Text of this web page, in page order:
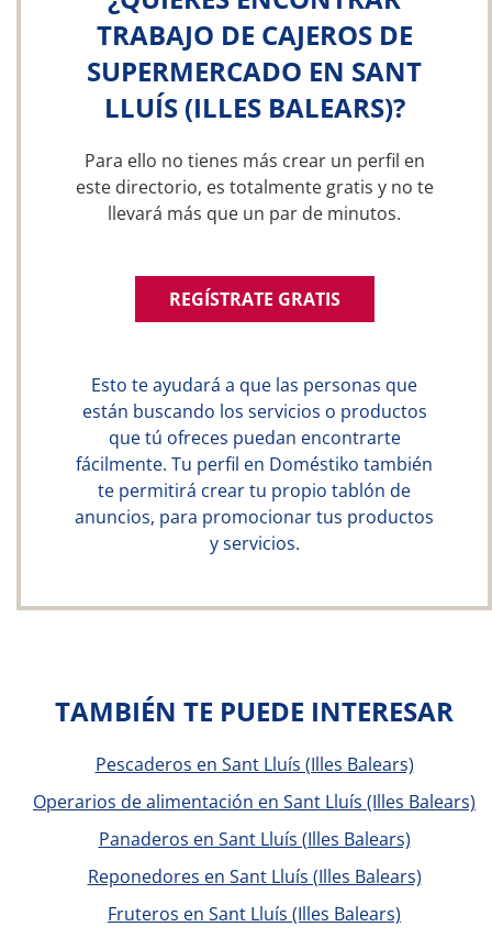
TRABAJO DE CAJEROS DE
SUPERMERCADO EN SANT
LLUÍS (ILLES BALEARS)?
Para ello no tienes más crear un perfil en
este directorio, es totalmente gratis y no te
llevará más que un par de minutos.
REGÍSTRATE GRATIS
Esto te ayudará a que las personas que
están buscando los servicios o productos
que tú ofreces puedan encontrarte
fácilmente. Tu perfil en Doméstiko también
te permitirá crear tu propio tablón de
anuncios, para promocionar tus productos
y servicios.
TAMBIÉN TE PUEDE INTERESAR
Pescaderos en Sant Lluís (Illes Balears)
Operarios de alimentación en Sant Lluís (Illes Balears)
Panaderos en Sant Lluís (Illes Balears)
Reponedores en Sant Lluís (Illes Balears)
Fruteros en Sant Lluís (Illes Balears)